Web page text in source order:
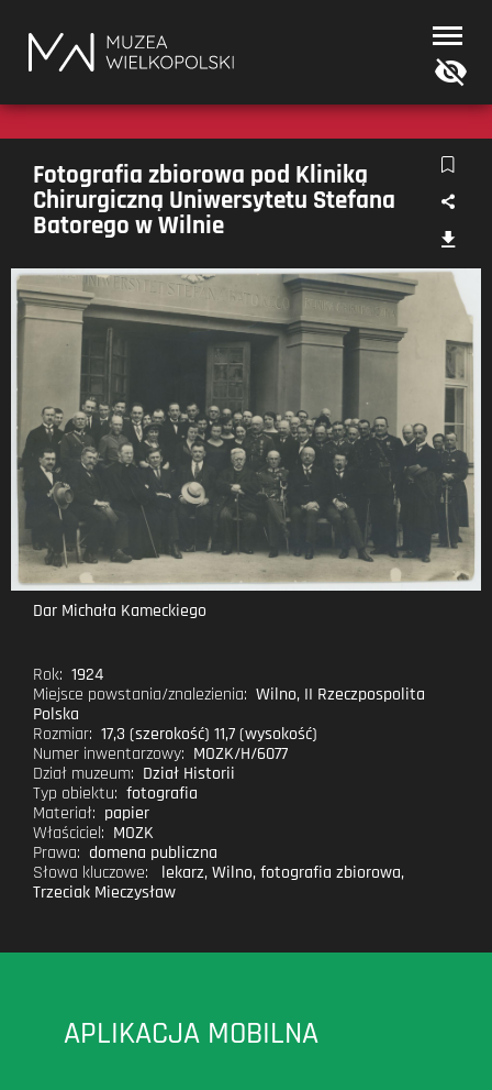
Muzea
Wielkopolski
Fotografia zbiorowa pod Kliniką
Chirurgiczną Uniwersytetu Stefana
Batorego w Wilnie
Dar Michała Kameckiego
Rok: 1924
Miejsce powstania/znalezienia: Wilno, II Rzeczpospolita
Polska
Rozmiar: 17,3 (szerokość) 11,7 (wysokość)
Numer inwentarzowy: MOZK/H/6077
Dział muzeum: Dział Historii
Typ obiektu: fotografia
Materiał: papier
Właściciel: MOZK
Prawa: domena publiczna
Słowa kluczowe:
lekarz,Wilno,fotografia zbiorowa,
Trzeciak Mieczysław
APLIKACJA MOBILNA